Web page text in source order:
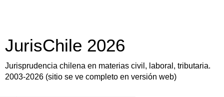
JurisChile 2026
Jurisprudencia chilena en materias civil, laboral, tributaria.
2003-2026 (sitio se ve completo en versión web)